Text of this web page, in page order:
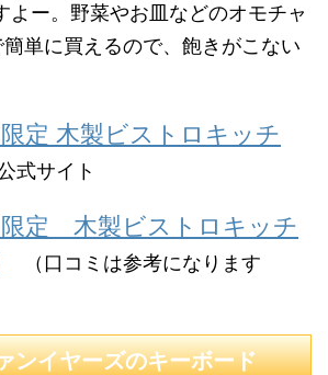
よー。野菜やお皿などのオモチャ
単に買えるので、飽きがこない
定 木製ビストロキッチ
式サイト
限定 木製ビストロキッチ
（口コミは参考になります
イヤーズのキーボード